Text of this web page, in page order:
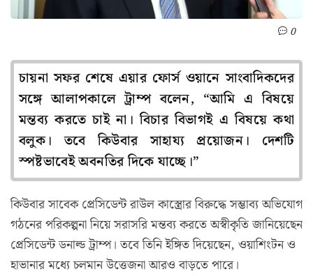
0
চায়না সফর শেষে এয়ার ফোর্স ওয়ানে সাংবাদিকদের
সঙ্গে আলাপকালে ট্রাম্প বলেন, “আমি এ বিষয়ে
মন্তব্য করতে চাই না। বিচার বিভাগই এ বিষয়ে কথা
বলুক। তবে কিউবার সাহায্য প্রয়োজন। দেশটি
স্পষ্টভাবেই অবনতির দিকে যাচ্ছে।”
কিউবার সাবেক প্রেসিডেন্ট রাউল কাস্ত্রোর বিরুদ্ধে সম্ভাব্য অভিযোগ
গঠনের পরিকল্পনা নিয়ে সরাসরি মন্তব্য করতে অস্বীকৃতি জানিয়েছেন
প্রেসিডেন্ট ডনাল্ড ট্রাম্প। তবে তিনি ইঙ্গিত দিয়েছেন, ওয়াশিংটন ও
হাভানার মধ্যে চলমান উত্তেজনা আরও বাড়তে পারে।